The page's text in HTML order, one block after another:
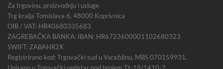
Za trgovinu, proizvodnju i usluge
Trg kralja Tomislava 6, 48000 Koprivnica
OIB / VAT: HR40680335683
ZAGREBAČKA BANKA: IBAN: HR6723600001102680323
SWIFT: ZABAHR2X
Registrirano kod: Trgovački sud u Varaždinu, MBS 070159931.